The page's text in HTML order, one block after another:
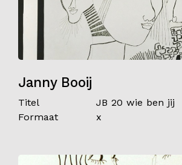
Janny Booij
Titel
JB 20 wie ben jij
Formaat
x